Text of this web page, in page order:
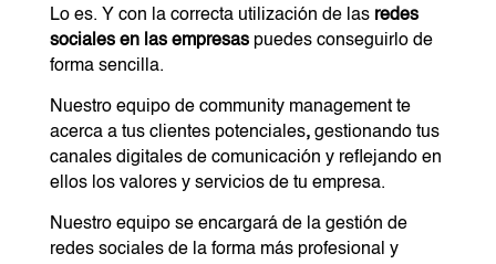
Lo es. Y con la correcta utilización de lasredes
sociales en las empresaspuedes conseguirlo de
forma sencilla.
Nuestro equipo de community management te
acerca a tus clientes potenciales,gestionando tus
canales digitales de comunicación y reflejando en
ellos los valores y servicios de tu empresa.
Nuestro equipo se encargará de la gestión de
redes sociales de la forma más profesional y